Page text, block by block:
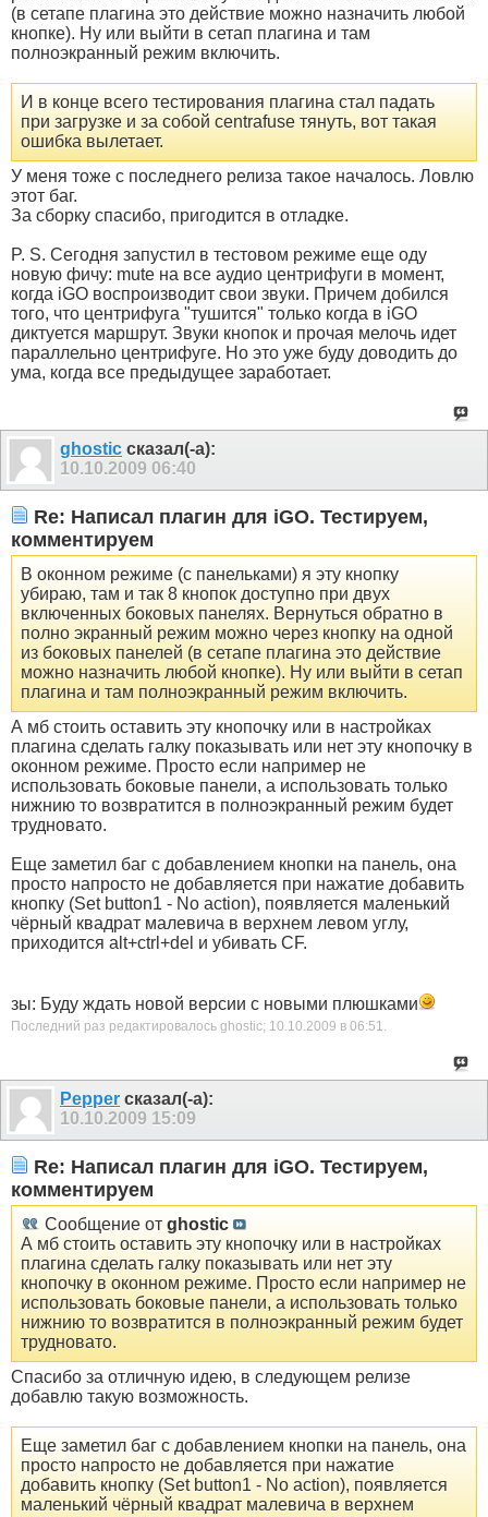
(в сетапе плагина это действие можно назначить любой
кнопке). Ну или выйти в сетап плагина и там
полноэкранный режим включить.
И в конце всего тестирования плагина стал падать
при загрузке и за собой centrafuse тянуть, вот такая
ошибка вылетает.
У меня тоже с последнего релиза такое началось. Ловлю
этот баг.
За сборку спасибо, пригодится в отладке.
P. S. Сегодня запустил в тестовом режиме еще оду
новую фичу: mute на все аудио центрифуги в момент,
когда iGO воспроизводит свои звуки. Причем добился
того, что центрифуга "тушится" только когда в iGO
диктуется маршрут. Звуки кнопок и прочая мелочь идет
параллельно центрифуге. Но это уже буду доводить до
ума, когда все предыдущее заработает.
ghostic сказал(-а):
10.10.2009 06:40
Re: Написал плагин для iGO. Тестируем,
комментируем
В оконном режиме (с панельками) я эту кнопку
убираю, там и так 8 кнопок доступно при двух
включенных боковых панелях. Вернуться обратно в
полно экранный режим можно через кнопку на одной
из боковых панелей (в сетапе плагина это действие
можно назначить любой кнопке). Ну или выйти в сетап
плагина и там полноэкранный режим включить.
А мб стоить оставить эту кнопочку или в настройках
плагина сделать галку показывать или нет эту кнопочку в
оконном режиме. Просто если например не
использовать боковые панели, а использовать только
нижнию то возвратится в полноэкранный режим будет
трудновато.
Еще заметил баг с добавлением кнопки на панель, она
просто напросто не добавляется при нажатие добавить
кнопку (Set button1 - No action), появляется маленький
чёрный квадрат малевича в верхнем левом углу,
приходится alt+ctrl+del и убивать CF.
зы: Буду ждать новой версии с новыми плюшками
Последний раз редактировалось ghostic; 10.10.2009 в 06:51
Pepper сказал(-а):
10.10.2009 15:09
Re: Написал плагин для iGO. Тестируем,
комментируем
Сообщение от ghostic
А мб стоить оставить эту кнопочку или в настройках
плагина сделать галку показывать или нет эту
кнопочку в оконном режиме. Просто если например не
использовать боковые панели, а использовать только
нижнию то возвратится в полноэкранный режим будет
трудновато.
Спасибо за отличную идею, в следующем релизе
добавлю такую возможность.
Еще заметил баг с добавлением кнопки на панель, она
просто напросто не добавляется при нажатие
добавить кнопку (Set button1 - No action), появляется
маленький чёрный квадрат малевича в верхнем